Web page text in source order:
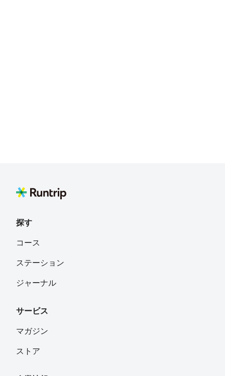
探す
コース
ステーション
ジャーナル
サービス
マガジン
ストア